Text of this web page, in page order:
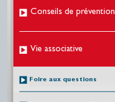
Conseils de prévention
Vie associative
Foire aux questions